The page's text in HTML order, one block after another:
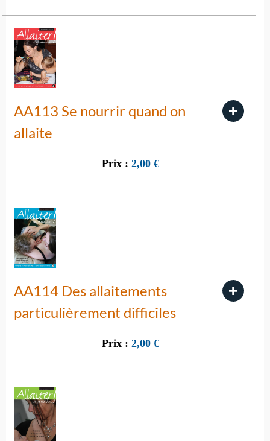
AA113 Se nourrir quand on
allaite
Prix : 2,00 €
AA114 Des allaitements
particulièrement difficiles
Prix : 2,00 €